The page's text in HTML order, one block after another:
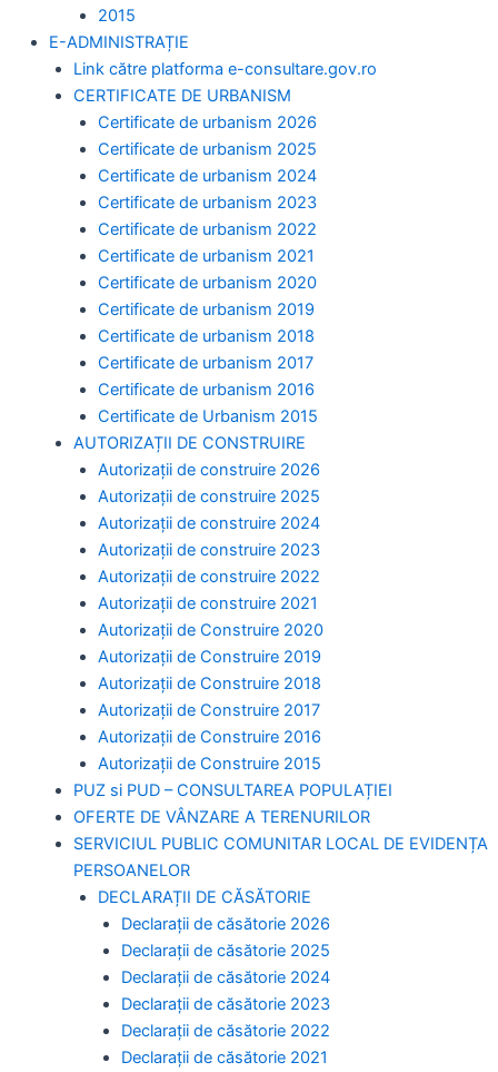
2015
E-ADMINISTRAȚIE
Link către platforma e-consultare.gov.ro
CERTIFICATE DE URBANISM
Certificate de urbanism 2026
Certificate de urbanism 2025
Certificate de urbanism 2024
Certificate de urbanism 2023
Certificate de urbanism 2022
Certificate de urbanism 2021
Certificate de urbanism 2020
Certificate de urbanism 2019
Certificate de urbanism 2018
Certificate de urbanism 2017
Certificate de urbanism 2016
Certificate de Urbanism 2015
AUTORIZAȚII DE CONSTRUIRE
Autorizații de construire 2026
Autorizații de construire 2025
Autorizații de construire 2024
Autorizații de construire 2023
Autorizații de construire 2022
Autorizații de construire 2021
Autorizații de Construire 2020
Autorizații de Construire 2019
Autorizaţii de Construire 2018
Autorizaţii de Construire 2017
Autorizaţii de Construire 2016
Autorizaţii de Construire 2015
PUZ si PUD – CONSULTAREA POPULAȚIEI
OFERTE DE VÂNZARE A TERENURILOR
SERVICIUL PUBLIC COMUNITAR LOCAL DE EVIDENȚA
PERSOANELOR
DECLARAȚII DE CĂSĂTORIE
Declarații de căsătorie 2026
Declarații de căsătorie 2025
Declarații de căsătorie 2024
Declarații de căsătorie 2023
Declarații de căsătorie 2022
Declarații de căsătorie 2021